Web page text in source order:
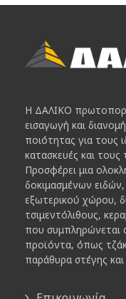
Η ΔΑΛΙΚΟ
εισαγωγή και
ποιότητας για τους
κατασκευές και
Προσφέρει μια
δοκιμασμένων
εξωτερικού χώρου,
τσιμεντόλιθους,
που συμπληρώνεται
προϊόντα, όπως
παράθυρα στέγης και